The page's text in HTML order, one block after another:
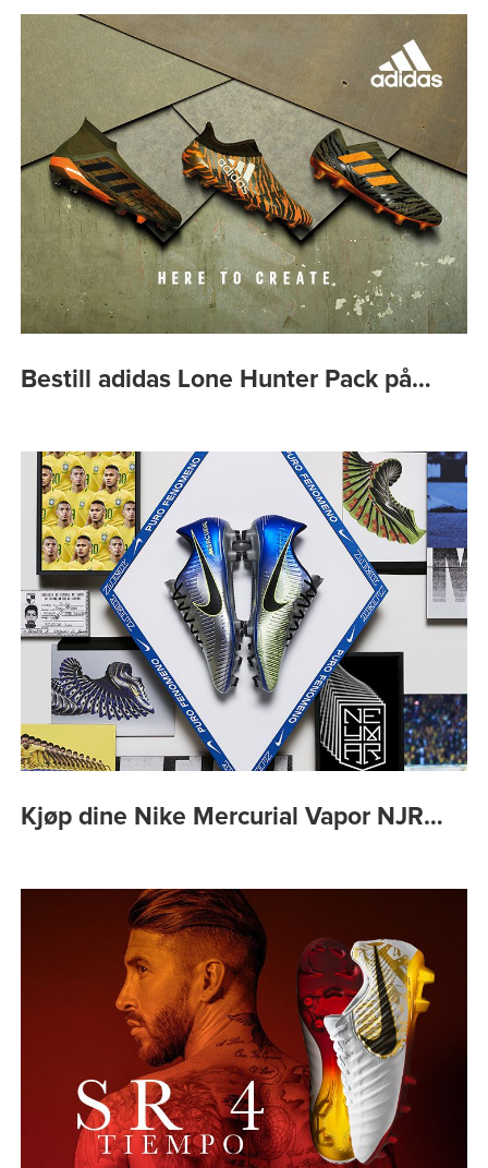
Bestill adidas Lone Hunter Pack på…
Kjøp dine Nike Mercurial Vapor NJR…